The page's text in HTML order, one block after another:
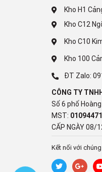
Điều khiển
LG Voice
Chiếu hình từ
AirPlay 2
Remote thông
AI Magic
Kết nối ứng
LG ThinQ
Apple HomeKit
Google Home
YouTube
Kho H1
Kho C12
Kho C10
Kho 100
ĐT Zalo:
CÔNG TY
Số 6 phố
MST:
CẤP NGÀY 08/
Kết nối với